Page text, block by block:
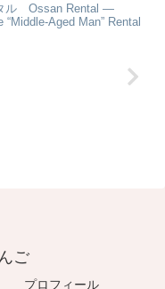
ル Ossan Rental —
“Middle-Aged Man” Rental
ご
プロフィール